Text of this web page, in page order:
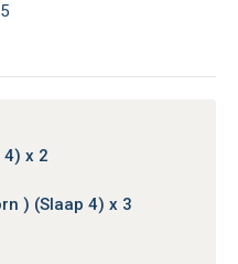
4) x 2
) (Slaap 4) x 3